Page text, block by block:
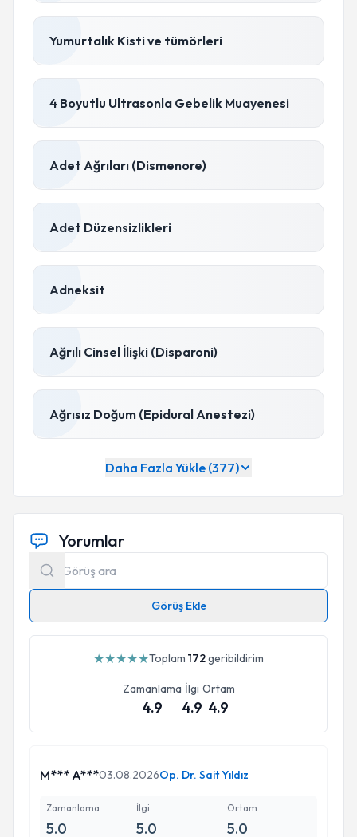
Yumurtalık Kisti ve tümörleri
4 Boyutlu Ultrasonla Gebelik Muayenesi
Adet Ağrıları (Dismenore)
Adet Düzensizlikleri
Adneksit
Ağrılı Cinsel İlişki (Disparoni)
Ağrısız Doğum (Epidural Anestezi)
Daha Fazla Yükle (377)
Yorumlar
Görüş Ekle
★★★★★Toplam 172geribildirim
Zamanlama
4.9
İlgi
4.9
Ortam
4.9
M*** A***03.08.2026Op. Dr. Sait Yıldız
Zamanlama
5.0
İlgi
5.0
Ortam
5.0